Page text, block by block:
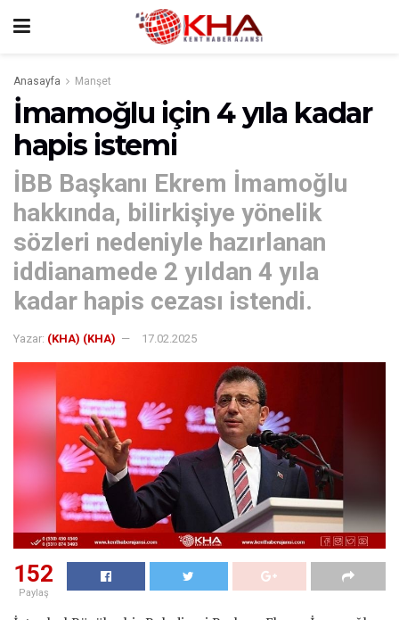
Anasayfa Manşet
İmamoğlu için 4 yıla kadar
hapis istemi
İBB Başkanı Ekrem İmamoğlu
hakkında, bilirkişiye yönelik
sözleri nedeniyle hazırlanan
iddianamede 2 yıldan 4 yıla
kadar hapis cezası istendi.
Yazar: (KHA) (KHA) 17.02.2025
152
Paylaş